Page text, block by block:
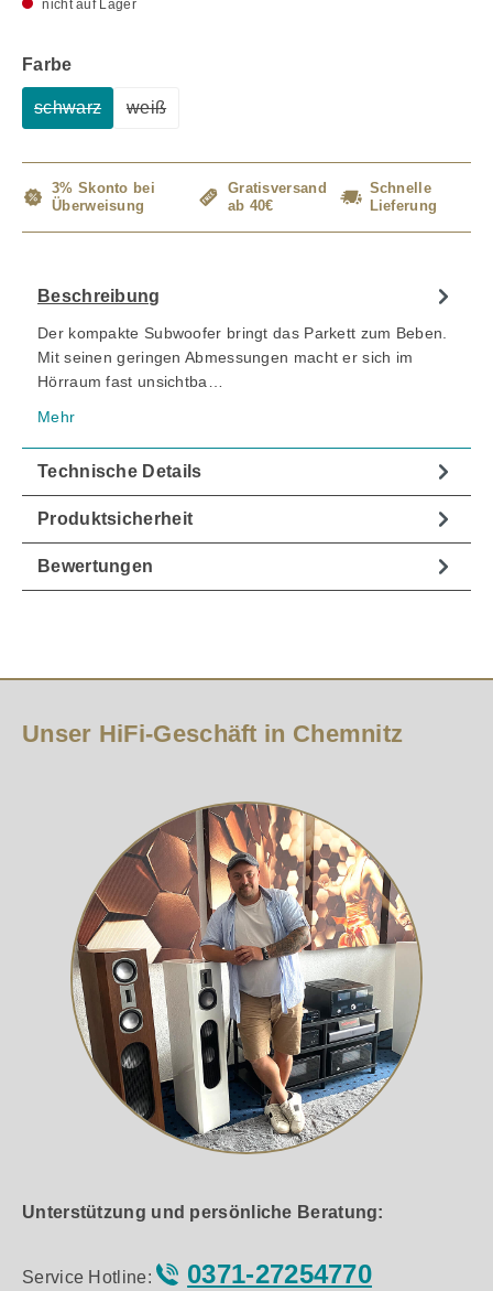
nicht auf Lager
Farbeauswählen
schwarz weiß
3% Skonto bei
Überweisung
Gratisversand
ab 40€
Schnelle
Lieferung
Beschreibung
Der kompakte Subwoofer bringt das Parkett zum Beben.
Mit seinen geringen Abmessungen macht er sich im
Hörraum fast unsichtba…
Mehr
Technische Details
Produktsicherheit
Bewertungen
Unser HiFi-Geschäft in Chemnitz
Unterstützung und persönliche Beratung:
Service Hotline: 0371-27254770